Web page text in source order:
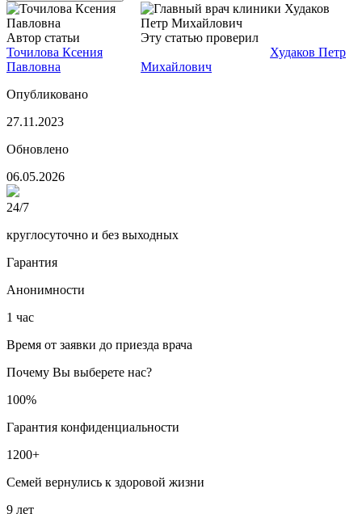
Автор статьи
Точилова Ксения
Павловна
Эту статью проверил
Худаков Петр
Михайлович
Опубликовано
27.11.2023
Обновлено
06.05.2026
24/7
круглосуточно и без выходных
Гарантия
Анонимности
1 час
Время от заявки до приезда врача
Почему Вы выберете нас?
100%
Гарантия конфиденциальности
1200+
Семей вернулись к здоровой жизни
9 лет